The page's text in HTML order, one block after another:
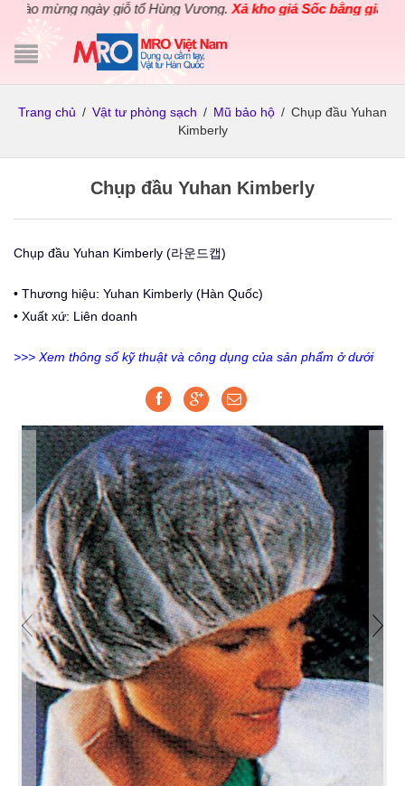
mừng ngày giỗ tổ Hùng Vương.Xả kho giá Sốc bằng giá Gốc
Trang chủ / Vật tư phòng sạch / Mũ bảo hộ / Chụp đầu Yuhan
Kimberly
Chụp đầu Yuhan Kimberly
Chụp đầu Yuhan Kimberly (라운드캡)
• Thương hiệu: Yuhan Kimberly (Hàn Quốc)
• Xuất xứ: Liên doanh
>>> Xem thông số kỹ thuật và công dụng của sản phẩm ở dưới